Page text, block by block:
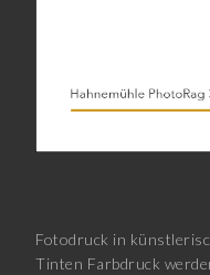
Fotodruck in
Tinten Farbdruck